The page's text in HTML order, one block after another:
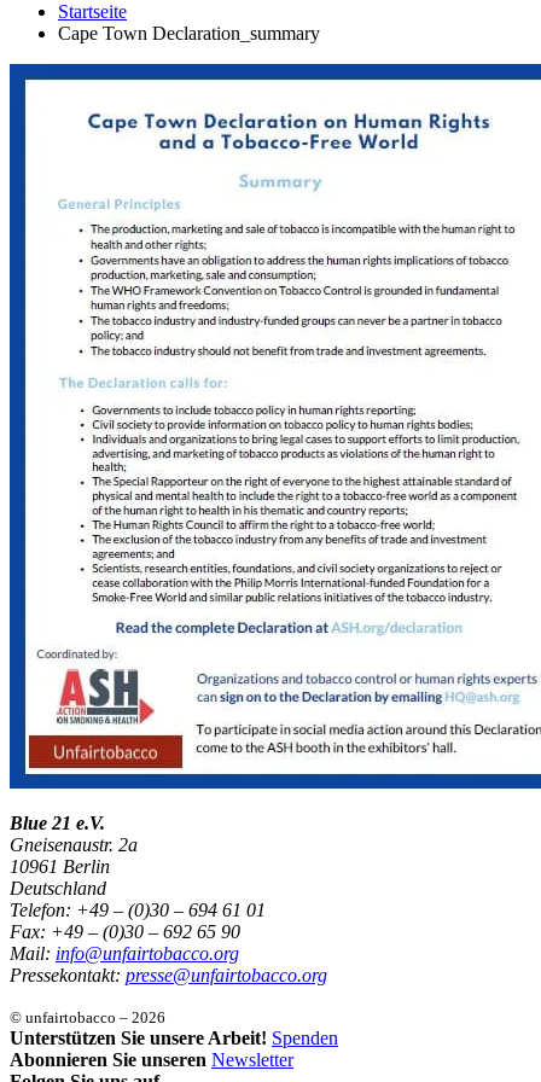
Startseite
Cape Town Declaration_summary
Blue 21 e.V.
Gneisenaustr. 2a
10961 Berlin
Deutschland
Telefon: +49 – (0)30 – 694 61 01
Fax: +49 – (0)30 – 692 65 90
Mail: info@unfairtobacco.org
Pressekontakt: presse@unfairtobacco.org
© unfairtobacco – 2026
Unterstützen Sie unsere Arbeit! Spenden
Abonnieren Sie unseren Newsletter